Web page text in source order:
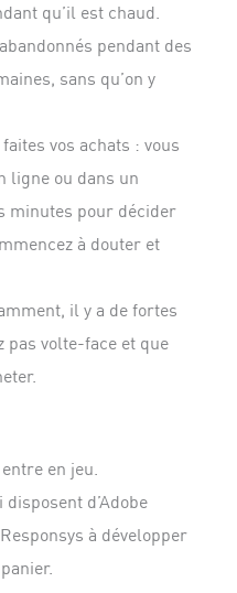
qu’il est chaud.
pendant des
sans qu’on y
vos achats : vous
ligne ou dans un
minutes pour décider
à douter et
il y a de fortes
pas volte-face et que
en jeu.
d’Adobe
à développer